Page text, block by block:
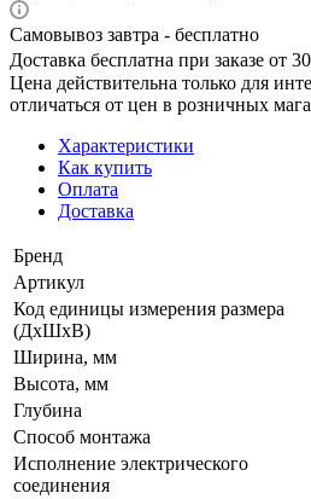
Самовывоз завтра - бесплатно
Доставка бесплатна при заказе от
Цена действительна только для
отличаться от цен в розничных
Характеристики
Как купить
Оплата
Доставка
Бренд
Артикул
Код единицы измерения размера
(ДхШхВ)
Ширина, мм
Высота, мм
Глубина
Способ монтажа
Исполнение электрического
соединения